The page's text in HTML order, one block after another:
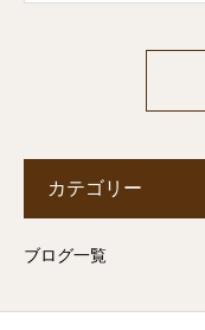
カテゴリー
ブログ一覧